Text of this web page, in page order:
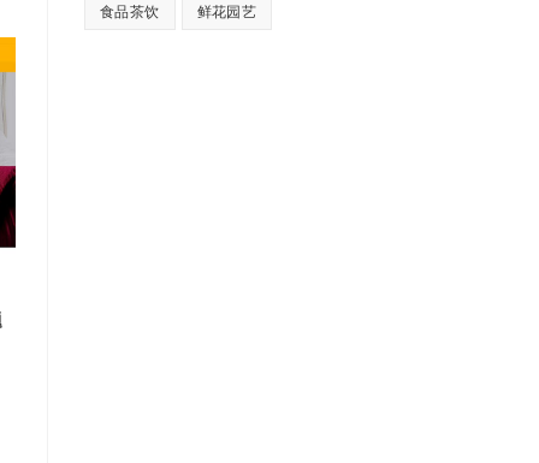
食品茶饮 鲜花园艺